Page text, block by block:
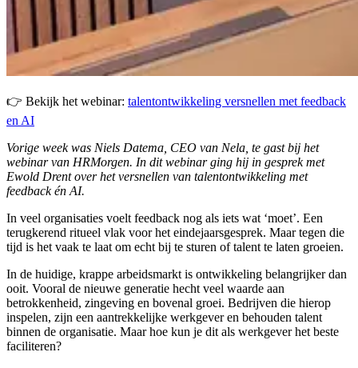
👉 Bekijk het webinar: talentontwikkeling versnellen met feedback
en AI
Vorige week was Niels Datema, CEO van Nela, te gast bij het
webinar van HRMorgen. In dit webinar ging hij in gesprek met
Ewold Drent over het versnellen van talentontwikkeling met
feedback én AI.
In veel organisaties voelt feedback nog als iets wat ‘moet’. Een
terugkerend ritueel vlak voor het eindejaarsgesprek. Maar tegen die
tijd is het vaak te laat om echt bij te sturen of talent te laten groeien.
In de huidige, krappe arbeidsmarkt is ontwikkeling belangrijker dan
ooit. Vooral de nieuwe generatie hecht veel waarde aan
betrokkenheid, zingeving en bovenal groei. Bedrijven die hierop
inspelen, zijn een aantrekkelijke werkgever en behouden talent
binnen de organisatie. Maar hoe kun je dit als werkgever het beste
faciliteren?